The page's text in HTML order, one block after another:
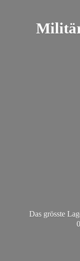
Militä
Das grösste